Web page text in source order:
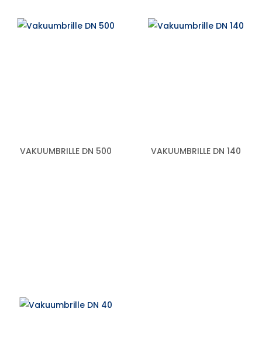
VAKUUMBRILLE DN 500 VAKUUMBRILLE DN 140